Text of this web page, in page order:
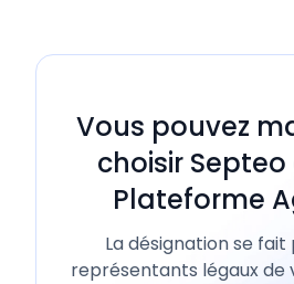
Vous pouvez
choisir
Plateforme
La désignation se fait
représentants légaux de